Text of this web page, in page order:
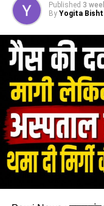
Published 3
By Yogita Bisht